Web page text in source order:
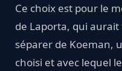
Ce choix est pour le
de Laporta, qui
séparer de Koeman,
choisi et avec lequel